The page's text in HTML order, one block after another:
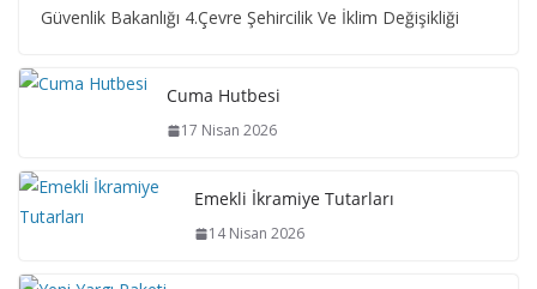
Güvenlik Bakanlığı 4.Çevre Şehircilik Ve İklim Değişikliği
Cuma Hutbesi
17 Nisan 2026
Emekli İkramiye Tutarları
14 Nisan 2026